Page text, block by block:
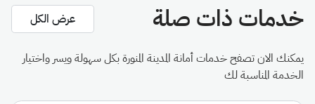
خدمات ذات صلة عرض الكل
يمكنك الان تصفح خدمات أمانة المدينة المنورة بكل سهولة ويسر واختيار
الخدمة المناسبة لك